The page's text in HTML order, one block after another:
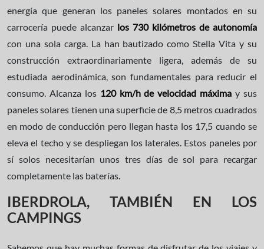
energía que generan los paneles solares montados en su
carrocería puede alcanzar los 730 kilómetros de autonomía
con una sola carga. La han bautizado como Stella Vita y su
construcción extraordinariamente ligera, además de su
estudiada aerodinámica, son fundamentales para reducir el
consumo. Alcanza los 120 km/h de velocidad máxima y sus
paneles solares tienen una superficie de 8,5 metros cuadrados
en modo de conducción pero llegan hasta los 17,5 cuando se
eleva el techo y se despliegan los laterales. Estos paneles por
sí solos necesitarían unos tres días de sol para recargar
completamente las baterías.
IBERDROLA, TAMBIÉN EN LOS
CAMPINGS